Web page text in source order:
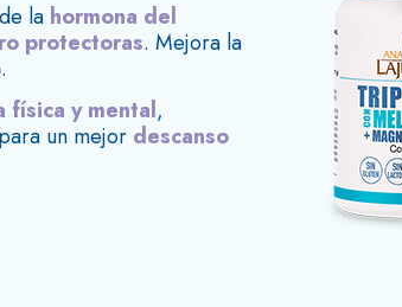
la hormona del
protectoras. Mejora la
.
física y mental,
para un mejor descanso